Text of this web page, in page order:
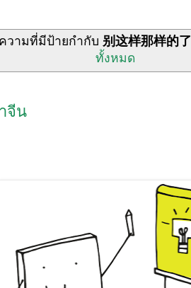
วามที่มีป้ายกำกับ 别这样那样的了
ทั้งหมด
จีน